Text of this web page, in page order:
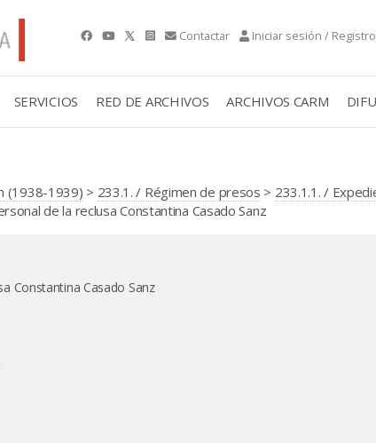
Contactar Iniciar sesión / Registro
SERVICIOS RED DE ARCHIVOS ARCHIVOS CARM
(1938-1939) > 233.1. / Régimen de presos > 233.1.1. /
de la reclusa Constantina Casado Sanz
Constantina Casado Sanz